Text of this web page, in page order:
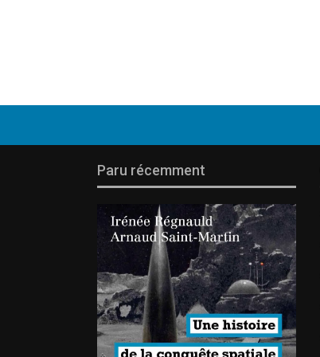
Paru récemment